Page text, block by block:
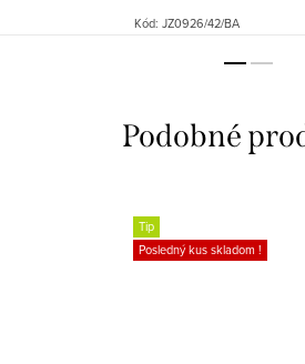
Kód: JZ0926/42/BA
Tip
Posledný kus skladom !